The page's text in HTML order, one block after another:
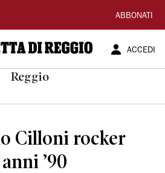
ABBONATI
ACCEDI
Reggio
Cilloni rocker
’90